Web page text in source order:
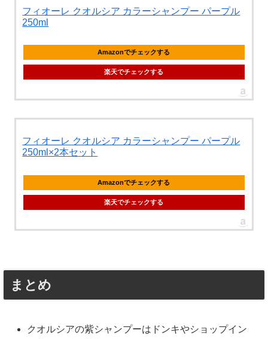
フィオーレ クオルシア カラーシャンプー パープル
250ml
Amazonでチェックする
楽天でチェックする
フィオーレ クオルシア カラーシャンプー パープル
250ml×2本セット
Amazonでチェックする
楽天でチェックする
まとめ
クオルシアの紫シャンプーはドンキやショップイン